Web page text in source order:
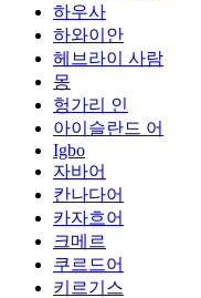
하우사
하와이안
헤브라이 사람
몽
헝가리 인
아이슬란드 어
Igbo
자바어
칸나다어
카자흐어
크메르
쿠르드어
키르기스